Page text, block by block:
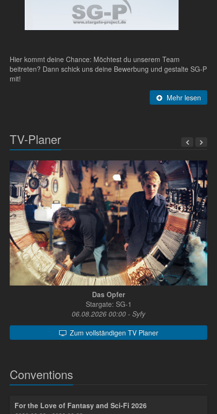
Hier kommt deine Chance: Möchtest du unserem Team
beitreten? Dann schick uns deine Bewerbung und gestalte SG-P
mit!
Mehr lesen
TV-Planer
Das Opfer
Stargate: SG-1
06.08.2026 00:00 - Syfy
Zum vollständigen TV Planer
Conventions
For the Love of Fantasy and Sci-Fi 2026